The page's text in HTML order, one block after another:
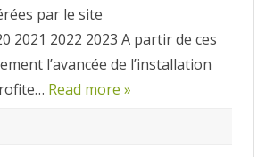
par le site
2021 2022 2023 A partir de ces
l’avancée de l’installation
Read more »